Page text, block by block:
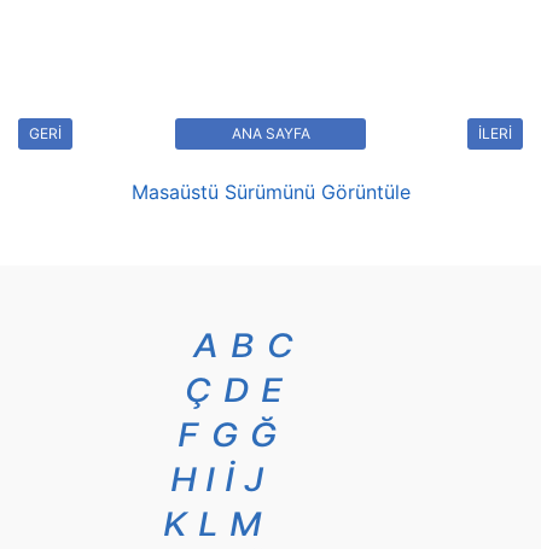
GERİ İLERİ
ANA SAYFA
Masaüstü Sürümünü Görüntüle
A B C
Ç D E
F G Ğ
H I İ J
K L M